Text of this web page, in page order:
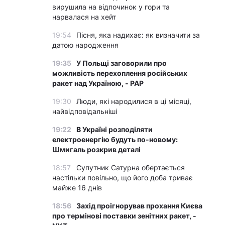
вирушила на відпочинок у гори та
нарвалася на хейт
19:54
Пісня, яка надихає: як визначити за
датою народження
19:35 У Польщі заговорили про
можливість перехоплення російських
ракет над Україною, - PAP
19:30
Люди, які народилися в ці місяці,
найвідповідальніші
19:22
В Україні розподіляти
електроенергію будуть по-новому:
Шмигаль розкрив деталі
18:57
Супутник Сатурна обертається
настільки повільно, що його доба триває
майже 16 днів
18:56 Захід проігнорував прохання Києва
про термінові поставки зенітних ракет, -